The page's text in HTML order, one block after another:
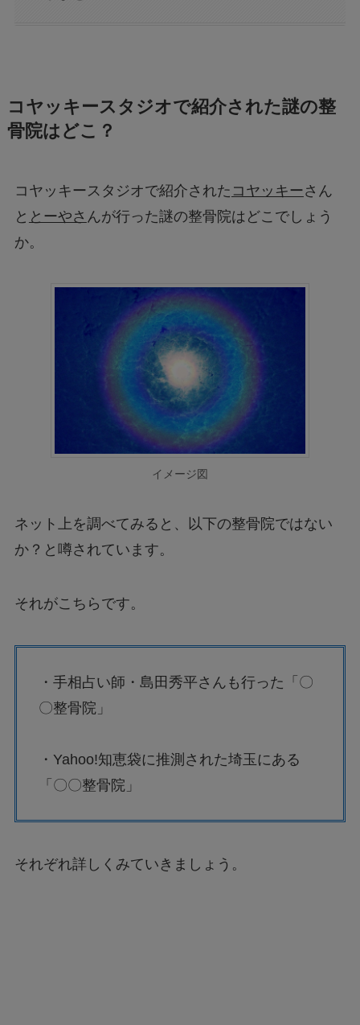
コヤッキースタジオで紹介された謎の整
骨院はどこ？
コヤッキースタジオで紹介された コヤッキーさん
と とーやさ んが行った謎の整骨院はどこでしょう
か。
イメージ図
ネット上を調べてみると、以下の整骨院ではない
か？と噂されています。
それがこちらです。
・手相占い師・島田秀平さんも行った「〇
〇整骨院」
・Yahoo!知恵袋に推測された埼玉にある
「〇〇整骨院」
それぞれ詳しくみていきましょう。